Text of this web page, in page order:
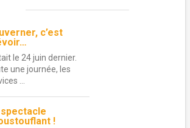
c’est
le 24 juin dernier.
une journée, les
…
spectacle
!